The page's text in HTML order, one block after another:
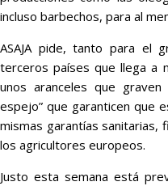
incluso barbechos, para al
ASAJA pide, tanto para el
terceros países que llega a
unos aranceles que graven
espejo” que garanticen que
mismas garantías sanitarias,
los agricultores europeos.
Justo esta semana está